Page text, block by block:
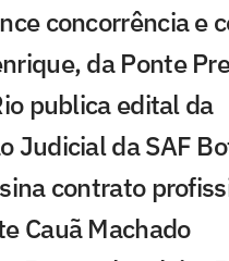
concorrência e
da Ponte
publica edital da
Judicial da SAF
contrato
Cauã Machado